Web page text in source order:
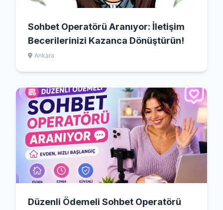
Sohbet Operatörü Aranıyor: İletişim
Becerilerinizi Kazanca Dönüştürün!
Ankara
Düzenli Ödemeli Sohbet Operatörü